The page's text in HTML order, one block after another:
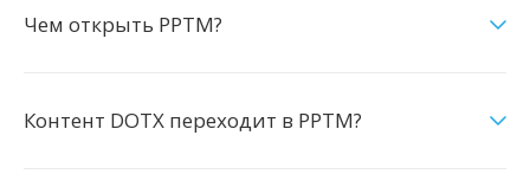
Чем открыть PPTM?
Контент DOTX переходит в PPTM?